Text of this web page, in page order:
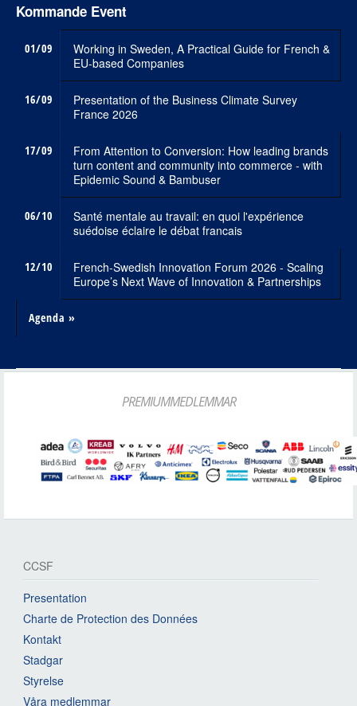
Kommande Event
01/09
Working in Sweden, A Practical Guide for French &
EU-based Companies
16/09
Presentation of the Business Climate Survey
France 2026
17/09
From Attention to Conversion: How leading brands
turn content and community into commerce - with
Epidemic Sound & Bambuser
06/10
Santé mentale au travail: en quoi l'expérience
suédoise éclaire le débat francais
12/10
French-Swedish Innovation Forum 2026 - Scaling
Europe’s Next Wave of Innovation & Partnerships
Agenda »
PREMIUMMEDLEMMAR
CCSF
Presentation
Charte de Protection des Données
Kontakt
Stadgar
Styrelse
Våra medlemmar